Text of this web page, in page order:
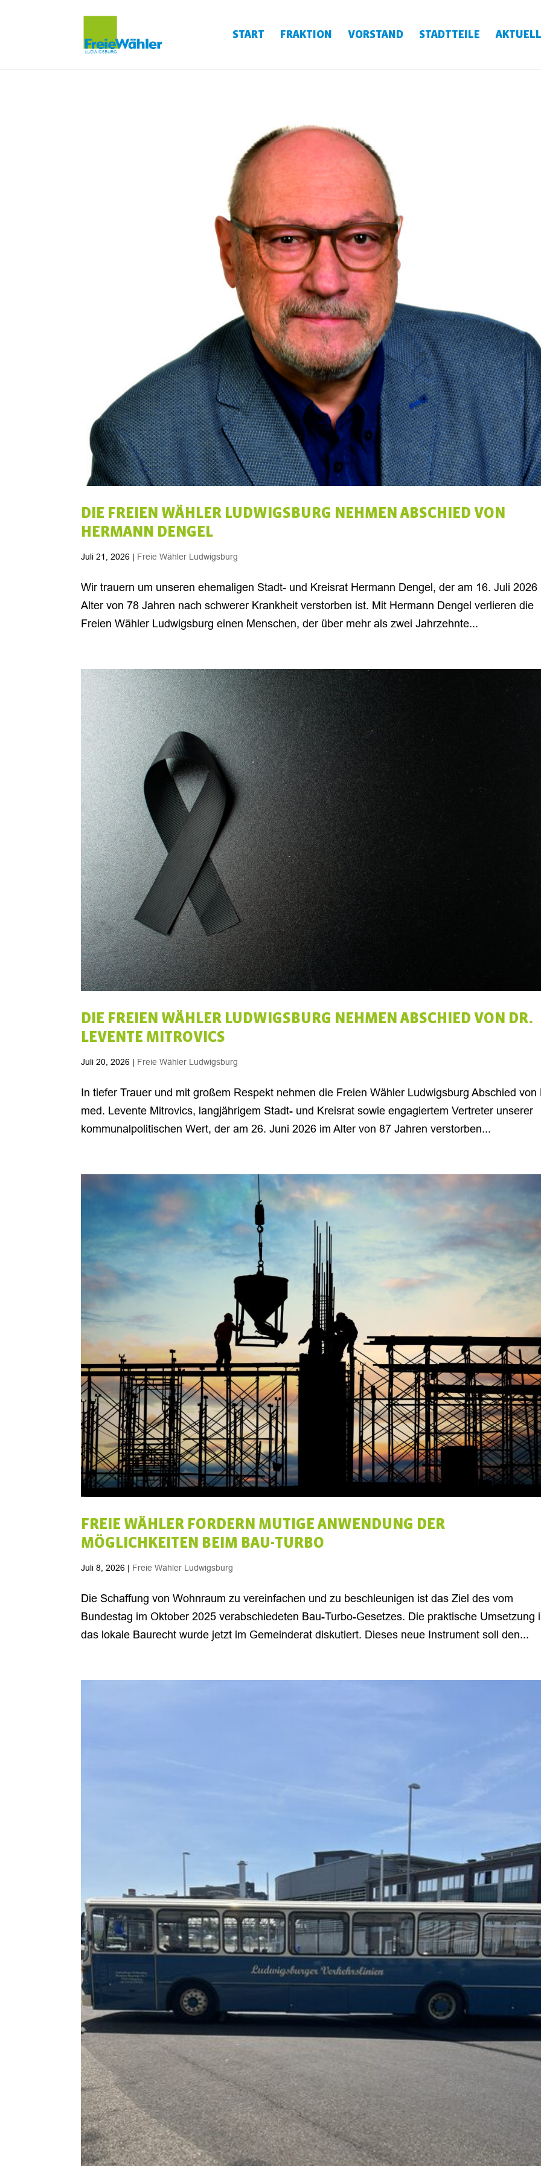
START FRAKTION VORSTAND STADTTEILE
DIE FREIEN WÄHLER LUDWIGSBURG NEHMEN ABSCHIED VON
HERMANN DENGEL
Juli 21, 2026 | Freie Wähler Ludwigsburg
Wir trauern um unseren ehemaligen Stadt- und Kreisrat Hermann Dengel, der am 16. Juli 2026
Alter von 78 Jahren nach schwerer Krankheit verstorben ist. Mit Hermann Dengel verlieren die
Freien Wähler Ludwigsburg einen Menschen, der über mehr als zwei Jahrzehnte...
DIE FREIEN WÄHLER LUDWIGSBURG NEHMEN ABSCHIED VON DR.
LEVENTE MITROVICS
Juli 20, 2026 | Freie Wähler Ludwigsburg
In tiefer Trauer und mit großem Respekt nehmen die Freien Wähler Ludwigsburg Abschied von
med. Levente Mitrovics, langjährigem Stadt- und Kreisrat sowie engagiertem Vertreter unserer
kommunalpolitischen Wert, der am 26. Juni 2026 im Alter von 87 Jahren verstorben...
FREIE WÄHLER FORDERN MUTIGE ANWENDUNG DER
MÖGLICHKEITEN BEIM BAU-TURBO
Juli 8, 2026 | Freie Wähler Ludwigsburg
Die Schaffung von Wohnraum zu vereinfachen und zu beschleunigen ist das Ziel des vom
Bundestag im Oktober 2025 verabschiedeten Bau-Turbo-Gesetzes. Die praktische Umsetzung
das lokale Baurecht wurde jetzt im Gemeinderat diskutiert. Dieses neue Instrument soll den...